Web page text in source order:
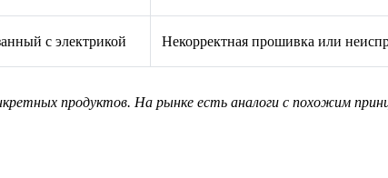
с электрикой Некорректная прошивка или
продуктов. На рынке есть аналоги с похожим